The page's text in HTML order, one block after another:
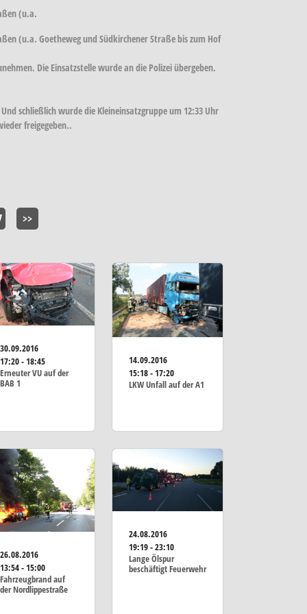
(u.a.
(u.a. Goetheweg und Südkirchener Straße bis zum Hof
Die Einsatzstelle wurde an die Polizei übergeben.
schließlich wurde die Kleineinsatzgruppe um 12:33 Uhr
freigegeben..
>>
30.09.2016
17:20 - 18:45
Erneuter VU auf der
BAB 1
14.09.2016
15:18 - 17:20
LKW Unfall auf der A1
26.08.2016
13:54 - 15:00
Fahrzeugbrand auf
der Nordlippestraße
24.08.2016
19:19 - 23:10
Lange Ölspur
beschäftigt Feuerwehr